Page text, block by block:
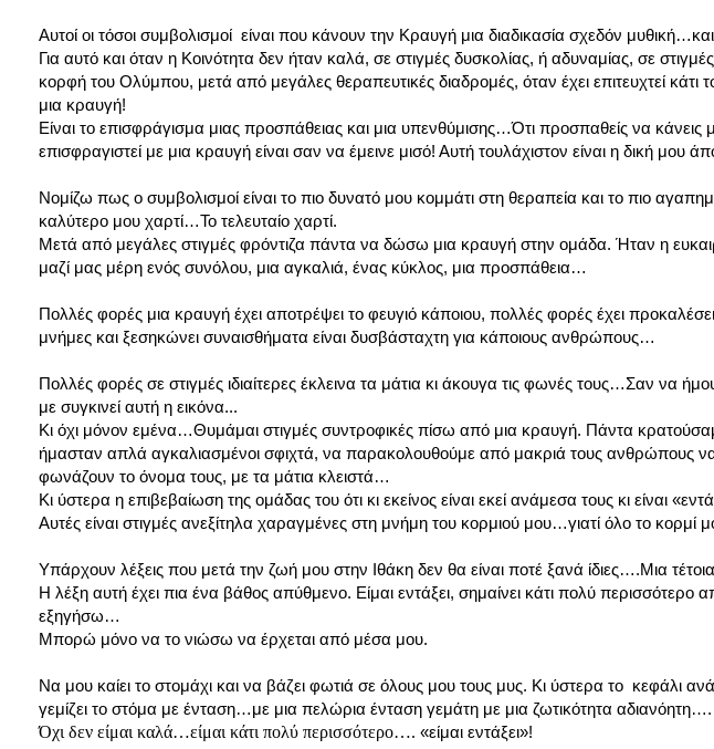
Αυτοί οι τόσοι συμβολισμοί είναι που κάνουν την Κραυγή μια διαδικασία σχεδόν
Για αυτό και όταν η Κοινότητα δεν ήταν καλά, σε στιγμές δυσκολίας, ή αδυναμίας, σε
κορφή του Ολύμπου, μετά από μεγάλες θεραπευτικές διαδρομές, όταν έχει επιτευχτεί κάτι
μια κραυγή!
Είναι το επισφράγισμα μιας προσπάθειας και μια υπενθύμισης…Ότι προσπαθείς να
επισφραγιστεί με μια κραυγή είναι σαν να έμεινε μισό! Αυτή τουλάχιστον είναι η δική μου
Νομίζω πως ο συμβολισμοί είναι το πιο δυνατό μου κομμάτι στη θεραπεία και το πιο
καλύτερο μου χαρτί…Το τελευταίο χαρτί.
Μετά από μεγάλες στιγμές φρόντιζα πάντα να δώσω μια κραυγή στην ομάδα. Ήταν η
μαζί μας μέρη ενός συνόλου, μια αγκαλιά, ένας κύκλος, μια προσπάθεια…
Πολλές φορές μια κραυγή έχει αποτρέψει το φευγιό κάποιου, πολλές φορές έχει
μνήμες και ξεσηκώνει συναισθήματα είναι δυσβάσταχτη για κάποιους ανθρώπους…
Πολλές φορές σε στιγμές ιδιαίτερες έκλεινα τα μάτια κι άκουγα τις φωνές τους…Σαν να
με συγκινεί αυτή η εικόνα...
Κι όχι μόνον εμένα…Θυμάμαι στιγμές συντροφικές πίσω από μια κραυγή. Πάντα
ήμασταν απλά αγκαλιασμένοι σφιχτά, να παρακολουθούμε από μακριά τους ανθρώπους
φωνάζουν το όνομα τους, με τα μάτια κλειστά…
Κι ύστερα η επιβεβαίωση της ομάδας του ότι κι εκείνος είναι εκεί ανάμεσα τους κι είναι
Αυτές είναι στιγμές ανεξίτηλα χαραγμένες στη μνήμη του κορμιού μου…γιατί όλο το
Υπάρχουν λέξεις που μετά την ζωή μου στην Ιθάκη δεν θα είναι ποτέ ξανά ίδιες….Μια τέτοια
Η λέξη αυτή έχει πια ένα βάθος απύθμενο. Είμαι εντάξει, σημαίνει κάτι πολύ
εξηγήσω…
Μπορώ μόνο να το νιώσω να έρχεται από μέσα μου.
Να μου καίει το στομάχι και να βάζει φωτιά σε όλους μου τους μυς. Κι ύστερα το κεφάλι
γεμίζει το στόμα με ένταση…με μια πελώρια ένταση γεμάτη με μια ζωτικότητα αδιανόητη….
Όχι δεν είμαι καλά…είμαι κάτι πολύ περισσότερο…. «είμαι εντάξει»!